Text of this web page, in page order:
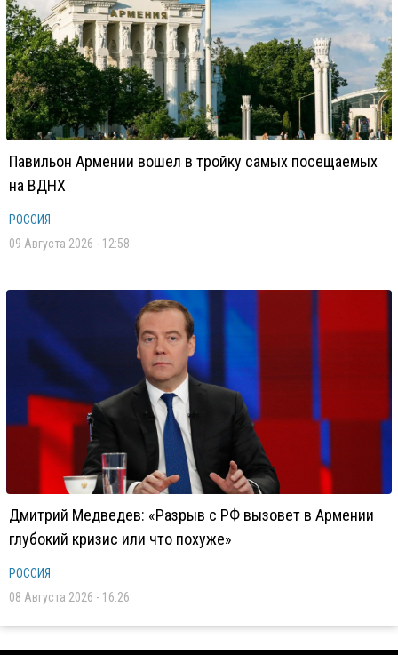
Павильон Армении вошел в тройку самых посещаемых
на ВДНХ
РОССИЯ
09 Августа 2026 - 12:58
Дмитрий Медведев: «Разрыв с РФ вызовет в Армении
глубокий кризис или что похуже»
РОССИЯ
08 Августа 2026 - 16:26